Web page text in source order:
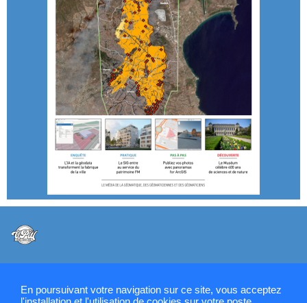
En poursuivant votre navigation sur ce site, vous acceptez